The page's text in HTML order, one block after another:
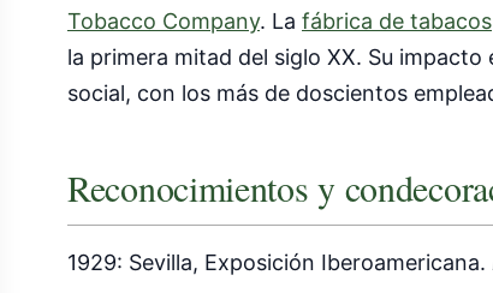
Tobacco Company. La fábrica de tabacos
la primera mitad del siglo XX. Su
social, con los más de doscientos
Reconocimientos y
1929: Sevilla, Exposición Iberoamericana.